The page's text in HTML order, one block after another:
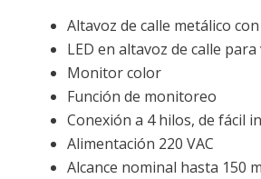
Altavoz de calle metálico
LED en altavoz de calle
Monitor color
Función de monitoreo
Conexión a 4 hilos, de fácil
Alimentación 220 VAC
Alcance nominal hasta 150